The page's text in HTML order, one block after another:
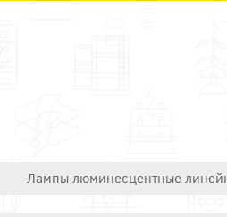
Лампы люминесцентные